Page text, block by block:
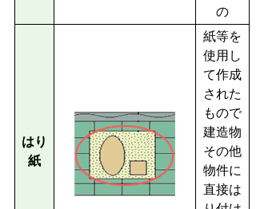
の
はり
紙
紙等を
使用し
て作成
された
もので
建造物
その他
物件に
直接は